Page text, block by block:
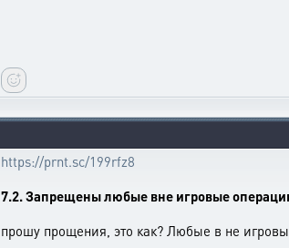
https://prnt.sc/199rfz8
7.2. Запрещены любые вне игровые
прошу прощения, это как? Любые в не